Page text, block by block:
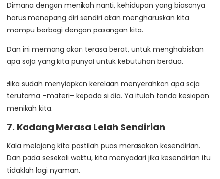
Dimana dengan menikah nanti, kehidupan yang biasanya
harus menopang diri sendiri akan mengharuskan kita
mampu berbagi dengan pasangan kita.
Dan ini memang akan terasa berat, untuk menghabiskan
apa saja yang kita punyai untuk kebutuhan berdua.
Jika sudah menyiapkan kerelaan menyerahkan apa saja
terutama –materi– kepada si dia. Ya itulah tanda kesiapan
menikah kita.
7. Kadang Merasa Lelah Sendirian
Kala melajang kita pastilah puas merasakan kesendirian.
Dan pada sesekali waktu, kita menyadari jika kesendirian itu
tidaklah lagi nyaman.